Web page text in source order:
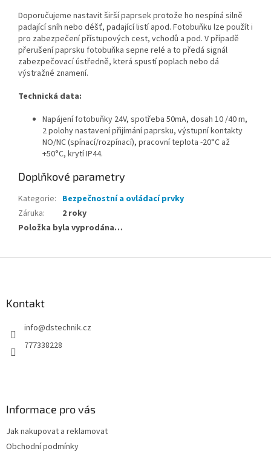
Doporučujeme nastavit širší paprsek protože ho nespíná silně
padající sníh nebo déšť, padající listí apod. Fotobuňku lze použít i
pro zabezpečení přístupových cest, vchodů a pod. V případě
přerušení paprsku fotobuňka sepne relé a to předá signál
zabezpečovací ústředně, která spustí poplach nebo dá
výstražné znamení.
Technická data:
Napájení fotobuňky 24V, spotřeba 50mA, dosah 10 /40 m,
2 polohy nastavení přijímání paprsku, výstupní kontakty
NO/NC (spínací/rozpínací), pracovní teplota -20°C až
+50°C, krytí IP44.
Doplňkové parametry
Kategorie: Bezpečnostní a ovládací prvky
Záruka:
2 roky
Položka byla vyprodána…
Kontakt
info@dstechnik.cz
777338228
Informace pro vás
Jak nakupovat a reklamovat
Obchodní podmínky